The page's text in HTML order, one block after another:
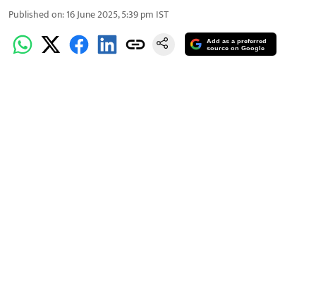
Published on:16 June 2025, 5:39 pm IST
Add as a preferred
source on Google